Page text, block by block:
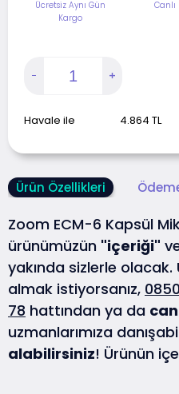
Ücretsiz Aynı Gün
Kargo
Canlı
Havale ile 4.864 TL
Ürün Özellikleri
Zoom ECM-6 Kapsül
ürünümüzün "içeriği"
yakında sizlerle olacak.
almak istiyorsanız,
78 hattından ya da
uzmanlarımıza
alabilirsiniz! Ürünün